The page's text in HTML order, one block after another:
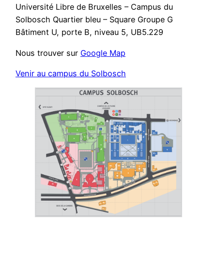
Université Libre de Bruxelles – Campus du
Solbosch Quartier bleu – Square Groupe G
Bâtiment U, porte B, niveau 5, UB5.229
Nous trouver sur Google Map
Venir au campus du Solbosch